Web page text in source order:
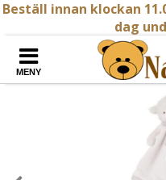
Beställ innan klockan
dag
MENY